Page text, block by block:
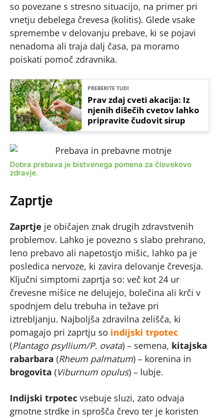
so povezane s stresno situacijo, na primer pri
vnetju debelega črevesa (kolitis). Glede vsake
spremembe v delovanju prebave, ki se pojavi
nenadoma ali traja dalj časa, pa moramo
poiskati pomoč zdravnika.
PREBERITE TUDI
Prav zdaj cveti akacija: Iz
njenih dišečih cvetov lahko
pripravite čudovit sirup
Dobra prebava je bistvenega pomena za človekovo
zdravje.
Zaprtje
Zaprtje je običajen znak drugih zdravstvenih
problemov. Lahko je povezno s slabo prehrano,
leno prebavo ali napetostjo mišic, lahko pa je
posledica nervoze, ki zavira delovanje črevesja.
Ključni simptomi zaprtja so: več kot 24 ur
črevesne mišice ne delujejo, bolečina ali krči v
spodnjem delu trebuha in težave pri
iztrebljanju. Najboljša zdravilna zelišča, ki
pomagajo pri zaprtju so indijski trpotec
(Plantago psyllium/P. ovata) – semena, kitajska
rabarbara (Rheum palmatum) – korenina in
brogovita (Viburnum opulus) – lubje.
Indijski trpotec vsebuje sluzi, zato odvaja
gmotne strdke in sprošča črevo ter je koristen